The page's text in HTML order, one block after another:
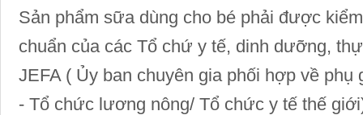
Sản phẩm sữa dùng cho bé phải được
chuẩn của các Tổ chứ y tế, dinh dưỡng,
JEFA ( Ủy ban chuyên gia phối hợp về
- Tổ chức lương nông/ Tổ chức y tế thế